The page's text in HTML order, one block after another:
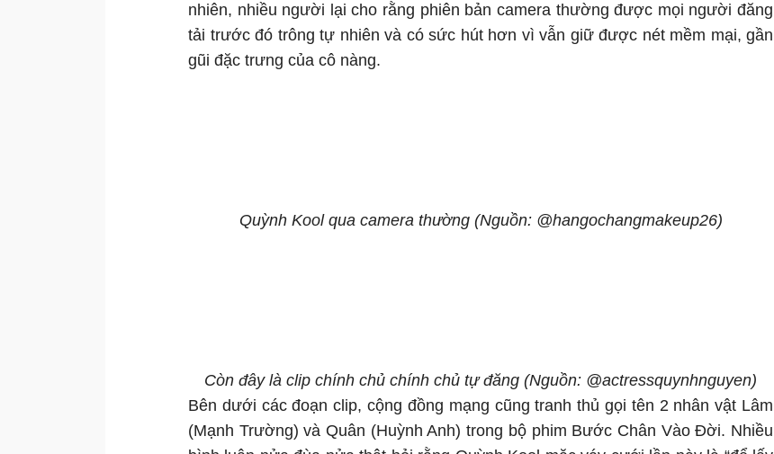
nhiên, nhiều người lại cho rằng phiên bản camera thường được mọi người đăng
tải trước đó trông tự nhiên và có sức hút hơn vì vẫn giữ được nét mềm mại, gần
gũi đặc trưng của cô nàng.
Quỳnh Kool qua camera thường (Nguồn: @hangochangmakeup26)
Còn đây là clip chính chủ chính chủ tự đăng (Nguồn: @actressquynhnguyen)
Bên dưới các đoạn clip, cộng đồng mạng cũng tranh thủ gọi tên 2 nhân vật Lâm
(Mạnh Trường) và Quân (Huỳnh Anh) trong bộ phim Bước Chân Vào Đời. Nhiều